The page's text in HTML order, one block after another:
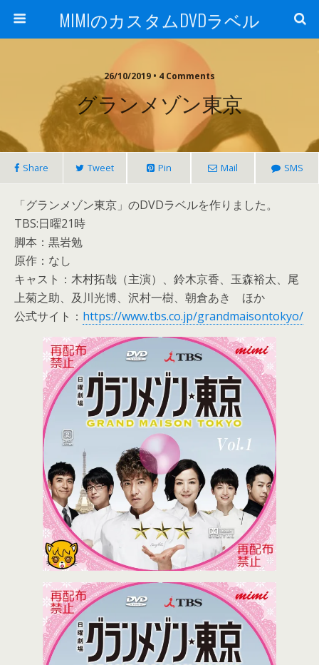
MIMIのカスタムDVDラベル
26/10/2019 • 4 Comments
グランメゾン東京
Share Tweet Pin Mail SMS
「グランメゾン東京」のDVDラベルを作りました。
TBS:日曜21時
脚本：黒岩勉
原作：なし
キャスト：木村拓哉（主演）、鈴木京香、玉森裕太、尾
上菊之助、及川光博、沢村一樹、朝倉あき ほか
公式サイト： https://www.tbs.co.jp/grandmaisontokyo/